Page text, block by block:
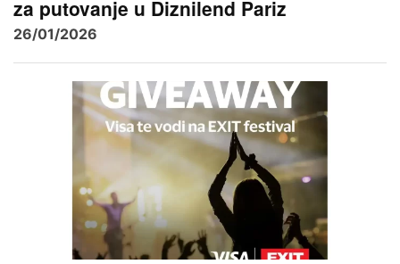
za putovanje u Diznilend Pariz
26/01/2026